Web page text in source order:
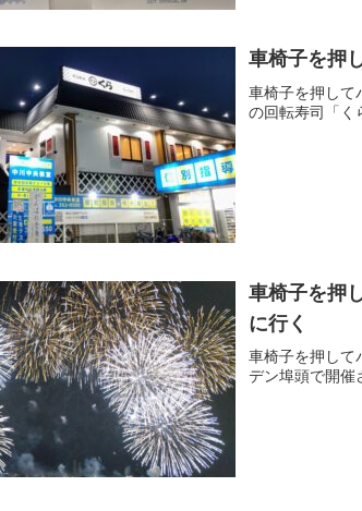
車椅子を押
車椅子を押して
車椅子を押
に行く
車椅子を押して
デン埠頭で開催